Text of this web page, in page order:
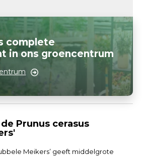
complete
in ons groencentrum
Prunus cerasus
Meikers’ geeft middelgrote